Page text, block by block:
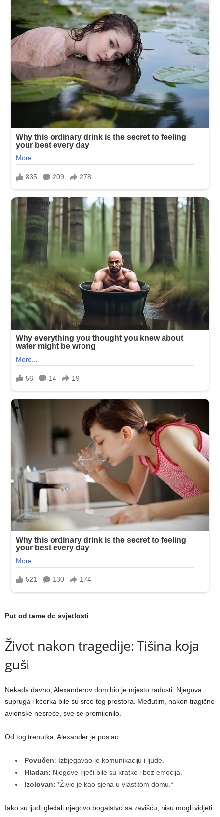
Put od tame do svjetlosti
Život nakon tragedije: Tišina koja
guši
Nekada davno, Alexanderov dom bio je mjesto radosti. Njegova
supruga i kćerka bile su srce tog prostora. Međutim, nakon tragične
avionske nesreće, sve se promijenilo.
Od tog trenutka, Alexander je postao:
Povučen: Izbjegavao je komunikaciju i ljude.
Hladan: Njegove riječi bile su kratke i bez emocija.
Izolovan: *Živio je kao sjena u vlastitom domu.*
Iako su ljudi gledali njegovo bogatstvo sa zavišću, nisu mogli vidjeti